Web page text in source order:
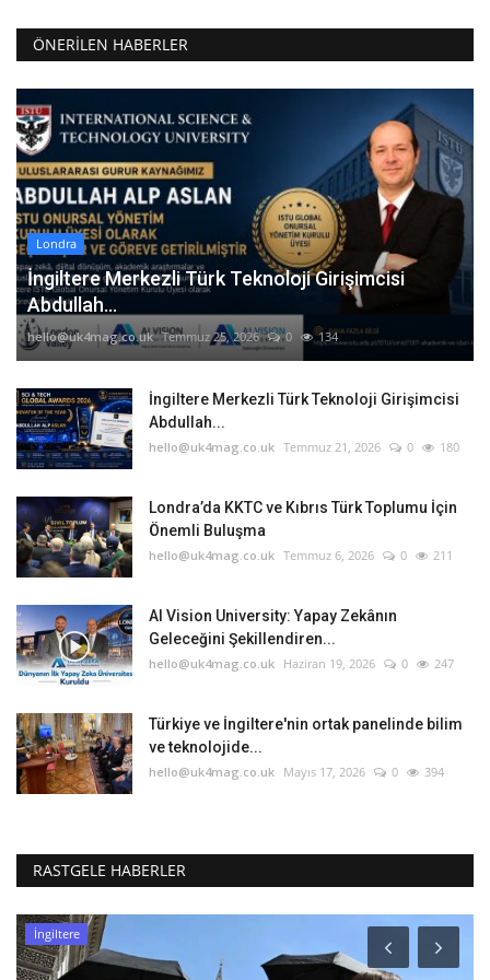
ÖNERILEN HABERLER
Londra
İngiltere Merkezli Türk Teknoloji Girişimcisi
Abdullah...
hello@uk4mag.co.uk Temmuz 25, 2026 0 134
İngiltere Merkezli Türk Teknoloji Girişimcisi
Abdullah...
hello@uk4mag.co.uk Temmuz 21, 2026 0 180
Londra’da KKTC ve Kıbrıs Türk Toplumu İçin
Önemli Buluşma
hello@uk4mag.co.uk Temmuz 6, 2026 0 211
AI Vision University: Yapay Zekânın
Geleceğini Şekillendiren...
hello@uk4mag.co.uk Haziran 19, 2026 0 247
Türkiye ve İngiltere'nin ortak panelinde bilim
ve teknolojide...
hello@uk4mag.co.uk Mayıs 17, 2026 0 394
RASTGELE HABERLER
İngiltere